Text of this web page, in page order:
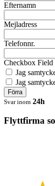
Efternamn
Mejladress
Telefonnr.
Checkbox Field
Jag
Jag
Förra
Svar inom 24h
Flyttfirma